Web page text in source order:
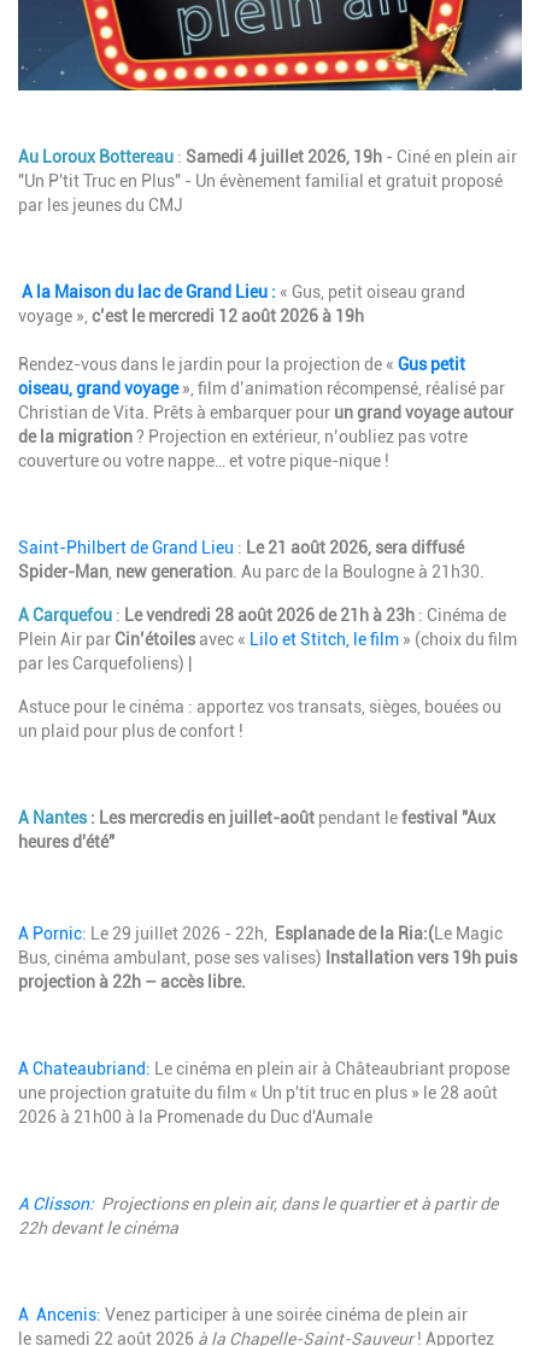
Description
Au Loroux Bottereau : Samedi 4 juillet 2026, 19h - Ciné en plein air
"Un P'tit Truc en Plus" - Un évènement familial et gratuit proposé
par les jeunes du CMJ
A la Maison du lac de Grand Lieu : « Gus, petit oiseau grand
voyage », c’est le mercredi 12 août 2026 à 19h
Rendez-vous dans le jardin pour la projection de « Gus petit
oiseau, grand voyage», film d’animation récompensé, réalisé par
Christian de Vita. Prêts à embarquer pour un grand voyage autour
de la migration? Projection en extérieur, n’oubliez pas votre
couverture ou votre nappe… et votre pique-nique !
Saint-Philbert de Grand Lieu : Le 21 août 2026, sera diffusé
Spider-Man, new generation. Au parc de la Boulogne à 21h30.
A Carquefou : Le vendredi 28 août 2026 de 21h à 23h : Cinéma de
Plein Air parCin’étoilesavec « Lilo et Stitch, le film » (choix du film
par les Carquefoliens) |
Astuce pour le cinéma : apportez vos transats, sièges, bouées ou
un plaid pour plus de confort !
A Nantes: Les mercredis en juillet-août pendant lefestival "Aux
heures d'été"
A Pornic: Le 29 juillet 2026 - 22h, Esplanade de la Ria:(Le Magic
Bus, cinéma ambulant, pose ses valises) Installation vers 19h puis
projection à 22h – accès libre.
A Chateaubriand: Le cinéma en plein air à Châteaubriant propose
une projection gratuite du film « Un p'tit truc en plus » le 28 août
2026 à 21h00 à la Promenade du Duc d'Aumale
A Clisson: Projections en plein air, dans le quartier et à partir de
22h devant le cinéma
A Ancenis: Venez participer à une soirée cinéma de plein air
le samedi 22 août 2026 à la Chapelle-Saint-Sauveur! Apportez